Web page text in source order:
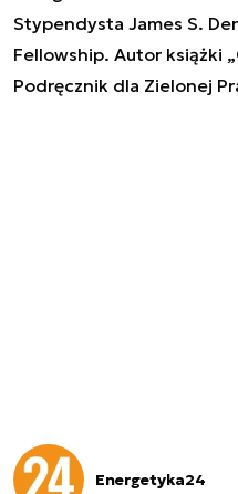
Stypendysta James S.
Fellowship. Autor książki
Podręcznik dla Zielonej
Energetyka24